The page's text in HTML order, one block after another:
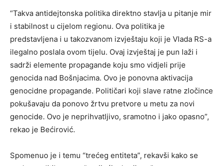
“Takva antidejtonska politika direktno stavlja u pitanje mir
i stabilnost u cijelom regionu. Ova politika je
predstavljena i u takozvanom izvještaju koji je Vlada RS-a
ilegalno poslala ovom tijelu. Ovaj izvještaj je pun laži i
sadrži elemente propagande koju smo vidjeli prije
genocida nad Bošnjacima. Ovo je ponovna aktivacija
genocidne propagande. Političari koji slave ratne zločince
pokušavaju da ponovo žrtvu pretvore u metu za novi
genocide. Ovo je neprihvatljivo, sramotno i jako opasno”,
rekao je Bećirović.
Spomenuo je i temu “trećeg entiteta”, rekavši kako se